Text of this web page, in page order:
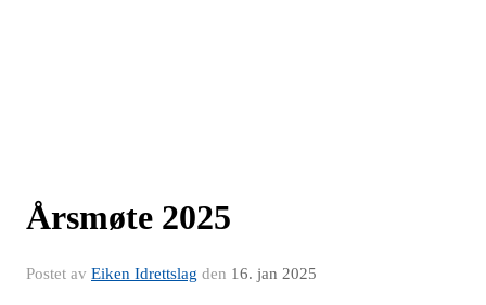
Årsmøte 2025
Postet av Eiken Idrettslag den 16. jan 2025